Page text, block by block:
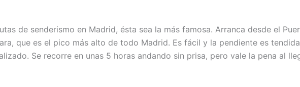
de senderismo en Madrid, ésta sea la más famosa. Arranca desde el
que es el pico más alto de todo Madrid. Es fácil y la pendiente es
Se recorre en unas 5 horas andando sin prisa, pero vale la pena al